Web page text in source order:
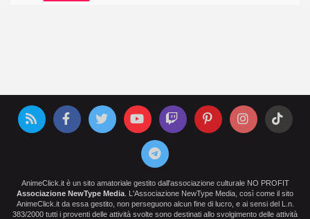
AnimeClick.it è un sito amatoriale gestito dall'associazione culturale NO PROFIT
Associazione NewType Media . L'Associazione NewType Media, così come il sito
AnimeClick.it da essa gestito, non perseguono alcun fine di lucro, e ai sensi del L.n.
383/2000 tutti i proventi delle attività svolte sono destinati allo svolgimento delle attività